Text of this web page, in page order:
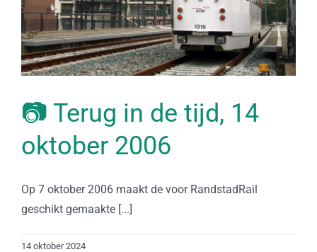
📷 Terug in de tijd, 14
oktober 2006
Op 7 oktober 2006 maakt de voor RandstadRail
geschikt gemaakte [...]
14 oktober 2024